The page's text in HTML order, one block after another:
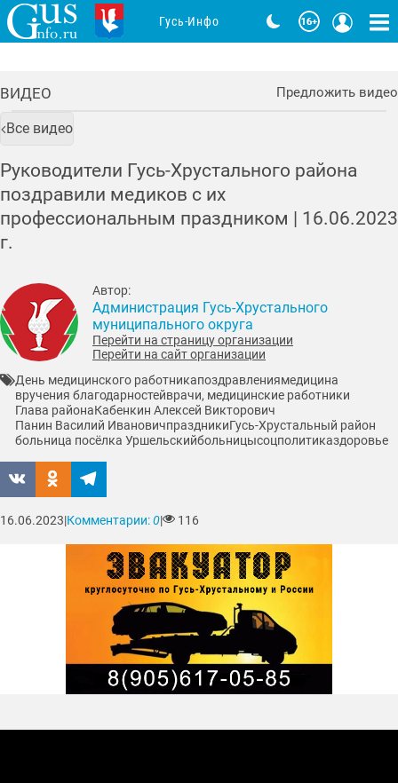
ВИДЕО Предложить видео
Все видео
Руководители Гусь-Хрустального района
поздравили медиков с их
профессиональным праздником | 16.06.2023
г.
Автор:
Администрация Гусь-Хрустального
муниципального округа
Перейти на страницу организации
Перейти на сайт организации
День медицинского работникапоздравлениямедицина
вручения благодарностейврачи, медицинские работники
Глава районаКабенкин Алексей Викторович
Панин Василий ИвановичпраздникиГусь-Хрустальный район
больница посёлка Уршельскийбольницысоцполитиказдоровье
16.06.2023|Комментарии:0| 116
Гусь-Инфо